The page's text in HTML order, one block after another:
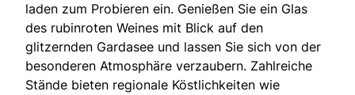
laden zum Probieren ein. Genießen Sie ein Glas
des rubinroten Weines mit Blick auf den
glitzernden Gardasee und lassen Sie sich von der
besonderen Atmosphäre verzaubern. Zahlreiche
Stände bieten regionale Köstlichkeiten wie